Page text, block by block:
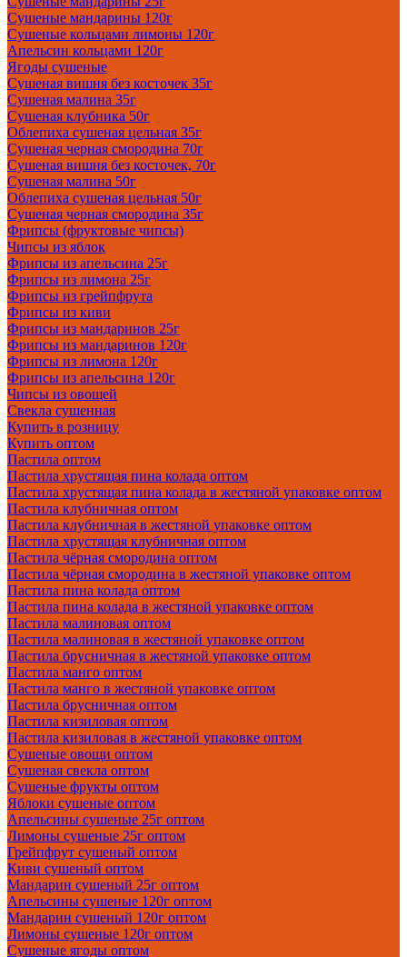
Сушеные мандарины 120г
Сушеные кольцами лимоны 120г
Апельсин кольцами 120г
Ягоды сушеные
Сушеная вишня без косточек 35г
Сушеная малина 35г
Сушеная клубника 50г
Облепиха сушеная цельная 35г
Сушеная черная смородина 70г
Сушеная вишня без косточек, 70г
Сушеная малина 50г
Облепиха сушеная цельная 50г
Сушеная черная смородина 35г
Фрипсы (фруктовые чипсы)
Чипсы из яблок
Фрипсы из апельсина 25г
Фрипсы из лимона 25г
Фрипсы из грейпфрута
Фрипсы из киви
Фрипсы из мандаринов 25г
Фрипсы из мандаринов 120г
Фрипсы из лимона 120г
Фрипсы из апельсина 120г
Чипсы из овощей
Свекла сушенная
Купить в розницу
Купить оптом
Пастила оптом
Пастила хрустящая пина колада оптом
Пастила хрустящая пина колада в жестяной упаковке оптом
Пастила клубничная оптом
Пастила клубничная в жестяной упаковке оптом
Пастила хрустящая клубничная оптом
Пастила чёрная смородина оптом
Пастила чёрная смородина в жестяной упаковке оптом
Пастила пина колада оптом
Пастила пина колада в жестяной упаковке оптом
Пастила малиновая оптом
Пастила малиновая в жестяной упаковке оптом
Пастила брусничная в жестяной упаковке оптом
Пастила манго оптом
Пастила манго в жестяной упаковке оптом
Пастила брусничная оптом
Пастила кизиловая оптом
Пастила кизиловая в жестяной упаковке оптом
Сушеные овощи оптом
Сушеная свекла оптом
Сушеные фрукты оптом
Яблоки сушеные оптом
Апельсины сушеные 25г оптом
Лимоны сушеные 25г оптом
Грейпфрут сушеный оптом
Киви сушеный оптом
Мандарин сушеный 25г оптом
Апельсины сушеные 120г оптом
Мандарин сушеный 120г оптом
Лимоны сушеные 120г оптом
Сушеные ягоды оптом